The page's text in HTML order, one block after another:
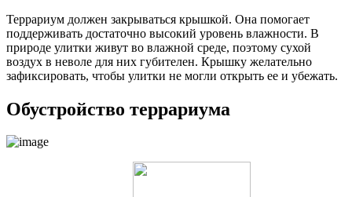
Террариум должен закрываться крышкой. Она помогает
поддерживать достаточно высокий уровень влажности. В
природе улитки живут во влажной среде, поэтому сухой
воздух в неволе для них губителен. Крышку желательно
зафиксировать, чтобы улитки не могли открыть ее и убежать.
Обустройство террариума